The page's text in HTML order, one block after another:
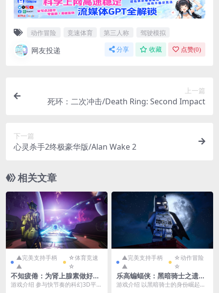
动作冒险 竞速体育 第三人称 驾驶模拟
网友投递 分享 收藏 点赞(0)
上一篇
死环：二次冲击/Death Ring: Second Impact
下一篇
心灵杀手2终极豪华版/Alan Wake 2
相关文章
▲完美支持手柄
▲
☆体育竞速
☆
不知疲倦：为肾上腺素做好准
备/TIRELESS: Prepare For T
游戏介绍 参与快节奏的科幻3D平台
▲完美支持手柄
▲
☆动作冒险
☆
乐高蝙蝠侠：黑暗骑士之遗
【完全破J版】/LEGO Batma
游戏介绍 以黑暗骑士的身份崛起，